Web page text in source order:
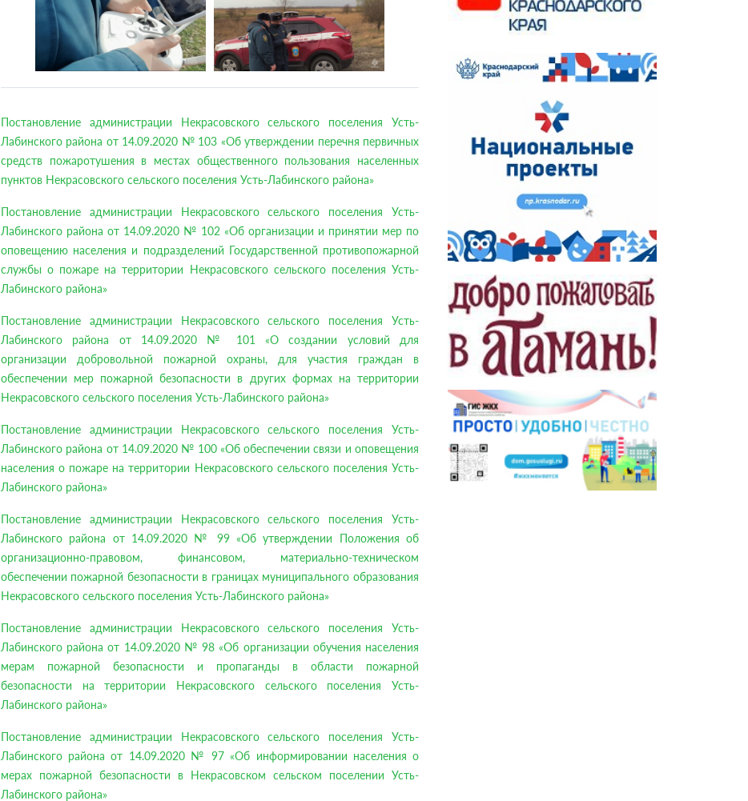
Постановление администрации Некрасовского сельского поселения Усть-
Лабинского района от 14.09.2020 № 103 «Об утверждении перечня первичных
средств пожаротушения в местах общественного пользования населенных
пунктов Некрасовского сельского поселения Усть-Лабинского района»
Постановление администрации Некрасовского сельского поселения Усть-
Лабинского района от 14.09.2020 № 102 «Об организации и принятии мер по
оповещению населения и подразделений Государственной противопожарной
службы о пожаре на территории Некрасовского сельского поселения Усть-
Лабинского района»
Постановление администрации Некрасовского сельского поселения Усть-
Лабинского района от 14.09.2020 № 101 «О создании условий для
организации добровольной пожарной охраны, для участия граждан в
обеспечении мер пожарной безопасности в других формах на территории
Некрасовского сельского поселения Усть-Лабинского района»
Постановление администрации Некрасовского сельского поселения Усть-
Лабинского района от 14.09.2020 № 100 «Об обеспечении связи и оповещения
населения о пожаре на территории Некрасовского сельского поселения Усть-
Лабинского района»
Постановление администрации Некрасовского сельского поселения Усть-
Лабинского района от 14.09.2020 № 99 «Об утверждении Положения об
организационно-правовом, финансовом, материально-техническом
обеспечении пожарной безопасности в границах муниципального образования
Некрасовского сельского поселения Усть-Лабинского района»
Постановление администрации Некрасовского сельского поселения Усть-
Лабинского района от 14.09.2020 № 98 «Об организации обучения населения
мерам пожарной безопасности и пропаганды в области пожарной
безопасности на территории Некрасовского сельского поселения Усть-
Лабинского района»
Постановление администрации Некрасовского сельского поселения Усть-
Лабинского района от 14.09.2020 № 97 «Об информировании населения о
мерах пожарной безопасности в Некрасовском сельском поселении Усть-
Лабинского района»